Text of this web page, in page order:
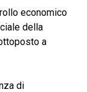
economico
della
a
di